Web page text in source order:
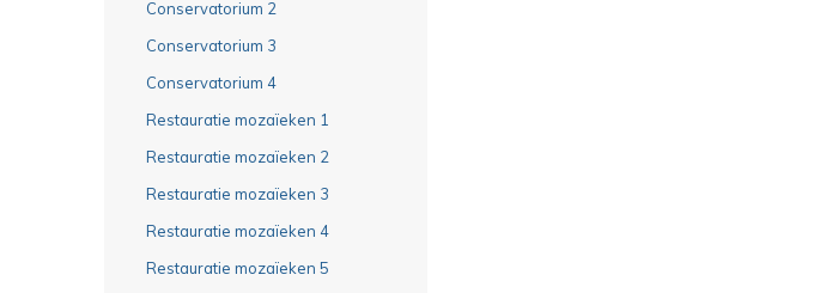
Conservatorium 2
Conservatorium 3
Conservatorium 4
Restauratie mozaïeken 1
Restauratie mozaïeken 2
Restauratie mozaïeken 3
Restauratie mozaïeken 4
Restauratie mozaïeken 5